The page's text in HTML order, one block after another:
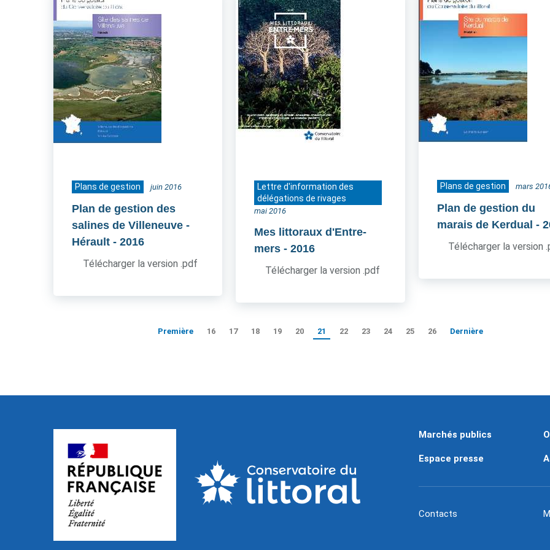
Plans de gestion juin 2016
Plan de gestion des
salines de Villeneuve -
Hérault - 2016
Télécharger la version .pdf
Lettre d'information des
délégations de rivages
mai 2016
Mes littoraux d'Entre-
mers - 2016
Télécharger la version .pdf
Plans de gestion mars
Plan de gestion du
marais de Kerdual -
Télécharger la version
Première 16 17 18 19 20 21 22 23 24 25 26 Dernière
Marchés publics
Espace presse
Contacts